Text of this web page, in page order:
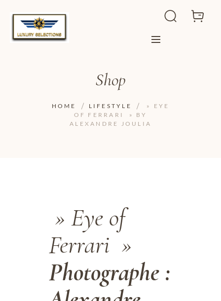
Shop
HOME LIFESTYLE
» EYE
OF FERRARI » BY
ALEXANDRE JOULIA
» Eye of
Ferrari »
Photographe :